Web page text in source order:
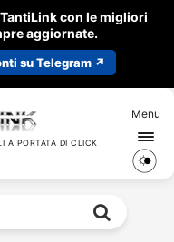
con le migliori
aggiornate.
su Telegram ↗️
Menu
A PORTATA DI CLICK